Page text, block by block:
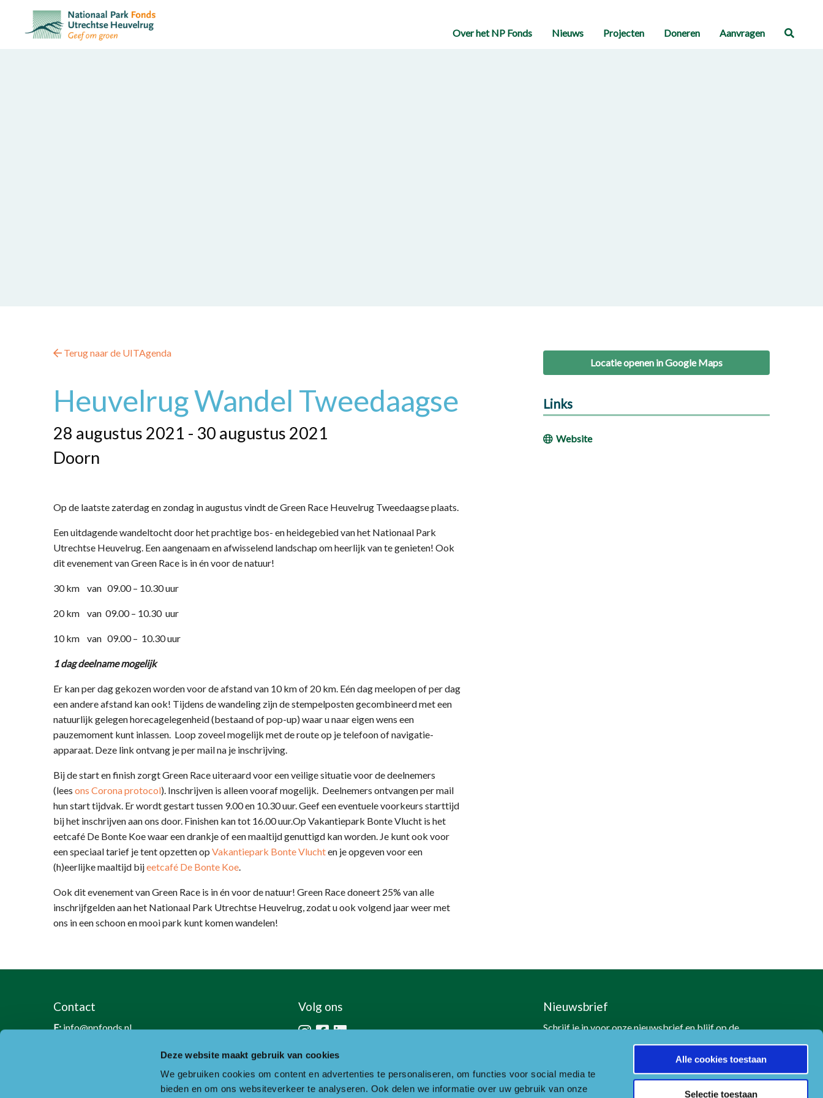
Deze website maakt gebruik van cookies
We gebruiken cookies om content en advertenties te personaliseren, om functies voor social media te
bieden en om ons websiteverkeer te analyseren. Ook delen we informatie over uw gebruik van onze
Alle cookies toestaan
Selectie toestaan
Over het NP Fonds Nieuws Projecten Doneren Aanvragen
Terug naar de UITAgenda
Heuvelrug Wandel Tweedaagse
28 augustus 2021 - 30 augustus 2021
Doorn
Op de laatste zaterdag en zondag in augustus vindt de Green Race Heuvelrug Tweedaagse plaats.
Een uitdagende wandeltocht door het prachtige bos- en heidegebied van het Nationaal Park
Utrechtse Heuvelrug. Een aangenaam en afwisselend landschap om heerlijk van te genieten! Ook
dit evenement van Green Race is in én voor de natuur!
30 km van 09.00 – 10.30 uur
20 km van 09.00 – 10.30 uur
10 km van 09.00 – 10.30 uur
1 dag deelname mogelijk
Er kan per dag gekozen worden voor de afstand van 10 km of 20 km. Eén dag meelopen of per dag
een andere afstand kan ook! Tijdens de wandeling zijn de stempelposten gecombineerd met een
natuurlijk gelegen horecagelegenheid (bestaand of pop-up) waar u naar eigen wens een
pauzemoment kunt inlassen. Loop zoveel mogelijk met de route op je telefoon of navigatie-
apparaat. Deze link ontvang je per mail na je inschrijving.
Bij de start en finish zorgt Green Race uiteraard voor een veilige situatie voor de deelnemers
(lees ons Corona protocol). Inschrijven is alleen vooraf mogelijk. Deelnemers ontvangen per mail
hun start tijdvak. Er wordt gestart tussen 9.00 en 10.30 uur. Geef een eventuele voorkeurs starttijd
bij het inschrijven aan ons door. Finishen kan tot 16.00 uur.Op Vakantiepark Bonte Vlucht is het
eetcafé De Bonte Koe waar een drankje of een maaltijd genuttigd kan worden. Je kunt ook voor
een speciaal tarief je tent opzetten op Vakantiepark Bonte Vluchten je opgeven voor een
(h)eerlijke maaltijd bijeetcafé De Bonte Koe.
Ook dit evenement van Green Race is in én voor de natuur! Green Race doneert 25% van alle
inschrijfgelden aan het Nationaal Park Utrechtse Heuvelrug, zodat u ook volgend jaar weer met
ons in een schoon en mooi park kunt komen wandelen!
Locatie openen in Google Maps
Links
Website
Contact
E:info@npfonds.nl
RSIN nummer: 818889986
Volg ons Nieuwsbrief
Schrijf je in voor onze nieuwsbrief en blijf op de
Naar aanmeldformulier